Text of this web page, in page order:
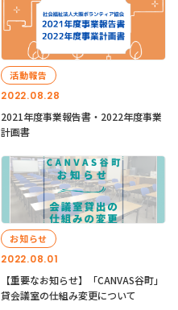
2022.08.28
活動報告
2021年度事業報告書・2022年度事業
計画書
2022.08.01
お知らせ
【重要なお知らせ】「CANVAS谷町」
貸会議室の仕組み変更について